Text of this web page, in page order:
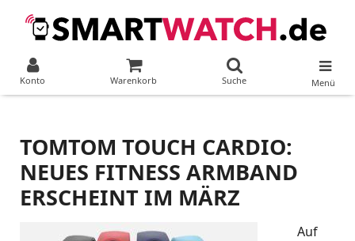
Konto Warenkorb Suche Menü
TOMTOM TOUCH CARDIO:
NEUES FITNESS ARMBAND
ERSCHEINT IM MÄRZ
Auf